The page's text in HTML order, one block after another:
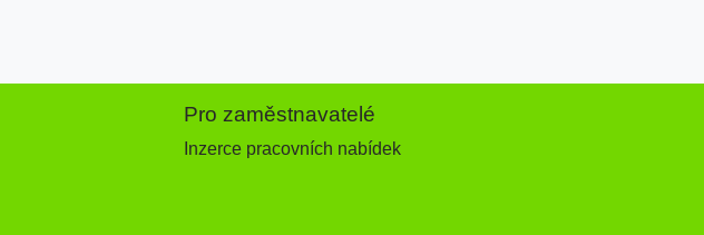
Pro zaměstnavatelé
Inzerce pracovních nabídek